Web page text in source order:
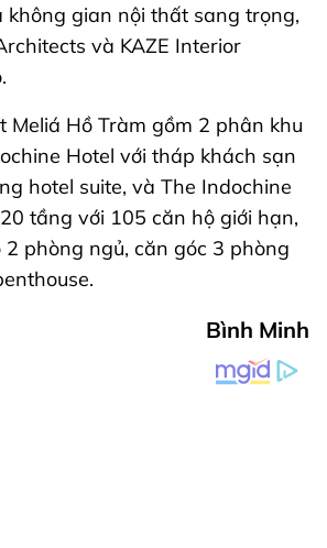
không gian nội thất sang trọng,
và KAZE Interior
Meliá Hồ Tràm gồm 2 phân khu
Hotel với tháp khách sạn
hotel suite, và The Indochine
tầng với 105 căn hộ giới hạn,
phòng ngủ, căn góc 3 phòng
Bình Minh